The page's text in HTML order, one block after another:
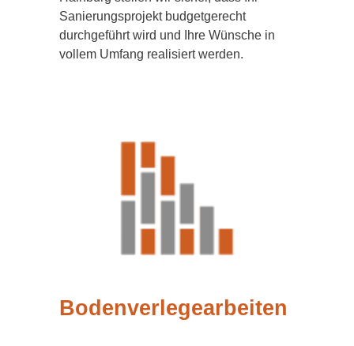
Sanierungsprojekt budgetgerecht
durchgeführt wird und Ihre Wünsche in
vollem Umfang realisiert werden.
Bodenverlegearbeiten